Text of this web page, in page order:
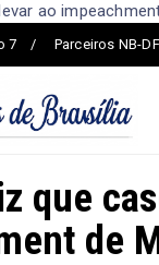
ao
7 Parceiros NB-DF
que
de